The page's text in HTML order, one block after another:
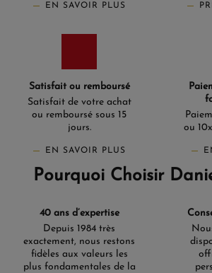
EN SAVOIR PLUS
Satisfait ou remboursé
Satisfait de votre achat
ou remboursé sous 15
jours.
EN SAVOIR PLUS
ou
Pourquoi Choisir
40 ans d’expertise
Depuis 1984 très
exactement, nous restons
fidèles aux valeurs les
plus fondamentales de la